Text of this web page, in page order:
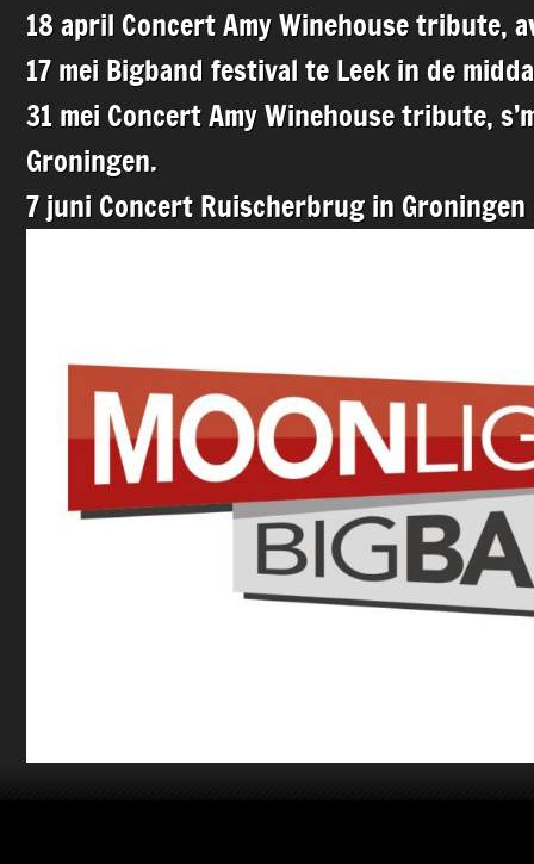
18 april Concert Amy Winehouse tribute,
17 mei Bigband festival te Leek in de
31 mei Concert Amy Winehouse tribute,
Groningen.
7 juni Concert Ruischerbrug in Groningen